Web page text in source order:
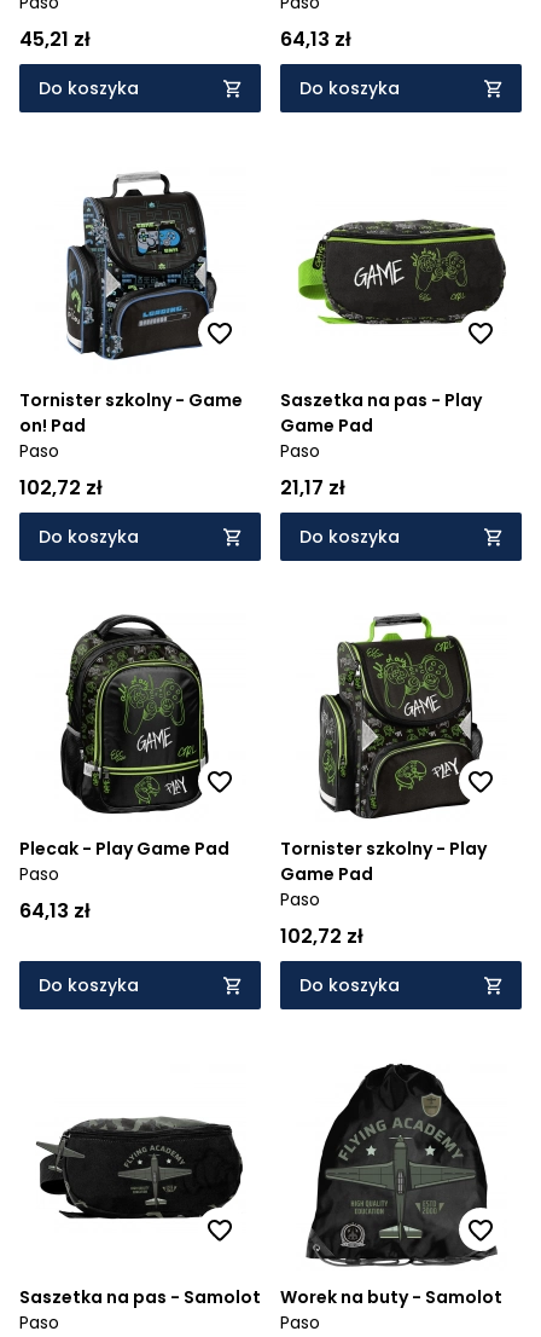
45,21 zł
Do koszyka
64,13 zł
Do koszyka
Tornister szkolny - Game
on! Pad
Paso
102,72 zł
Do koszyka
Saszetka na pas - Play
Game Pad
Paso
21,17 zł
Do koszyka
Plecak - Play Game Pad
Paso
64,13 zł
Do koszyka
Tornister szkolny - Play
Game Pad
Paso
102,72 zł
Do koszyka
Saszetka na pas - Samolot
Paso
Worek na buty - Samolot
Paso